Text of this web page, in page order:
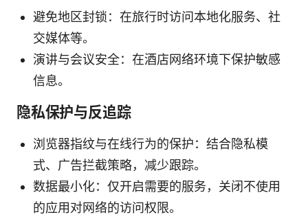
避免地区封锁：在旅行时访问本地化服务、社
交媒体等。
演讲与会议安全：在酒店网络环境下保护敏感
信息。
隐私保护与反追踪
浏览器指纹与在线行为的保护：结合隐私模
式、广告拦截策略，减少跟踪。
数据最小化：仅开启需要的服务，关闭不使用
的应用对网络的访问权限。